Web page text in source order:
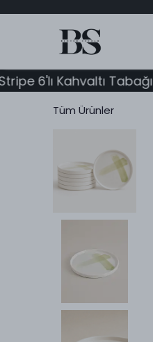
Kahvaltı Tabağı Hediye!
Tüm Ürünler